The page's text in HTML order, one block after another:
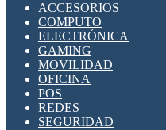
ACCESORIOS
COMPUTO
ELECTRÓNICA
GAMING
MOVILIDAD
OFICINA
POS
REDES
SEGURIDAD